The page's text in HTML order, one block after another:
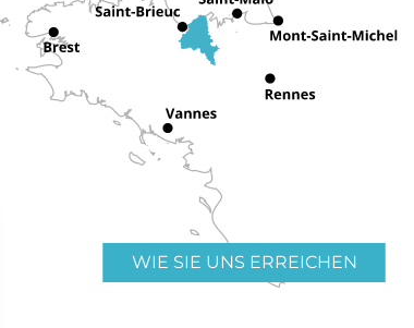
WIE SIE UNS ERREICHEN